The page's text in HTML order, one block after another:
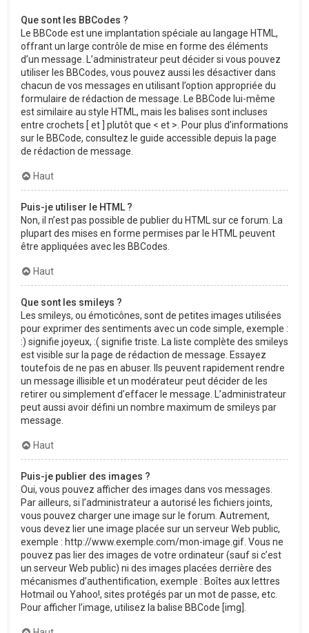
Que sont les BBCodes ?
Le BBCode est une implantation spéciale au langage HTML,
offrant un large contrôle de mise en forme des éléments
d’un message. L’administrateur peut décider si vous pouvez
utiliser les BBCodes, vous pouvez aussi les désactiver dans
chacun de vos messages en utilisant l’option appropriée du
formulaire de rédaction de message. Le BBCode lui-même
est similaire au style HTML, mais les balises sont incluses
entre crochets [ et ] plutôt que < et >. Pour plus d’informations
sur le BBCode, consultez le guide accessible depuis la page
de rédaction de message.
Haut
Puis-je utiliser le HTML ?
Non, il n’est pas possible de publier du HTML sur ce forum. La
plupart des mises en forme permises par le HTML peuvent
être appliquées avec les BBCodes.
Haut
Que sont les smileys ?
Les smileys, ou émoticônes, sont de petites images utilisées
pour exprimer des sentiments avec un code simple, exemple :
:) signifie joyeux, :( signifie triste. La liste complète des smileys
est visible sur la page de rédaction de message. Essayez
toutefois de ne pas en abuser. Ils peuvent rapidement rendre
un message illisible et un modérateur peut décider de les
retirer ou simplement d’effacer le message. L’administrateur
peut aussi avoir défini un nombre maximum de smileys par
message.
Haut
Puis-je publier des images ?
Oui, vous pouvez afficher des images dans vos messages.
Par ailleurs, si l’administrateur a autorisé les fichiers joints,
vous pouvez charger une image sur le forum. Autrement,
vous devez lier une image placée sur un serveur Web public,
exemple : http://www.exemple.com/mon-image.gif. Vous ne
pouvez pas lier des images de votre ordinateur (sauf si c’est
un serveur Web public) ni des images placées derrière des
mécanismes d’authentification, exemple : Boîtes aux lettres
Hotmail ou Yahoo!, sites protégés par un mot de passe, etc.
Pour afficher l’image, utilisez la balise BBCode [img].